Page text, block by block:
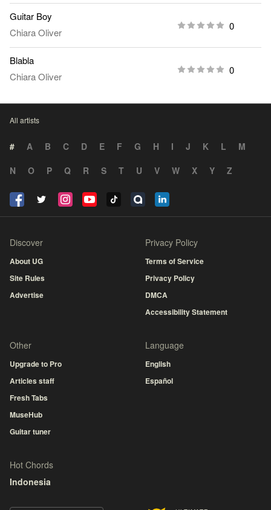
Guitar Boy
Chiara Oliver
0
Blabla
Chiara Oliver
0
All artists
# A B C D E F G H I J K L
M
N
O P Q R S T U V W X Y Z
Discover
About UG
Site Rules
Advertise
Privacy Policy
Terms of Service
Privacy Policy
DMCA
Accessibility Statement
Other
Upgrade to Pro
Articles staff
Fresh Tabs
MuseHub
Guitar tuner
Language
English
Español
Hot Chords
Indonesia